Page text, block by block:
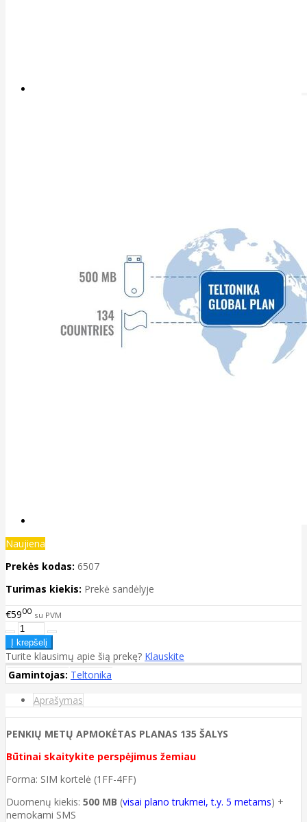
Naujiena
Prekės kodas: 6507
Turimas kiekis: Prekė sandėlyje
€5900 su PVM
Turite klausimų apie šią prekę? Klauskite
Gamintojas: Teltonika
Aprašymas
PENKIŲ METŲ APMOKĖTAS PLANAS 135 ŠALYS
Būtinai skaitykite perspėjimus žemiau
Forma: SIM kortelė (1FF-4FF)
Duomenų kiekis: 500 MB (visai plano trukmei, t.y. 5 metams) +
nemokami SMS